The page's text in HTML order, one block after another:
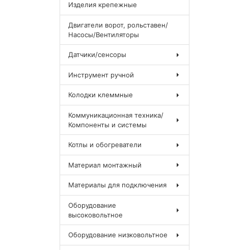
Изделия крепежные
Двигатели ворот, рольставен/
Насосы/Вентиляторы
Датчики/сенсоры
Инструмент ручной
Колодки клеммные
Коммуникационная техника/
Компоненты и системы
Котлы и обогреватели
Материал монтажный
Материалы для подключения
Оборудование
высоковольтное
Оборудование низковольтное